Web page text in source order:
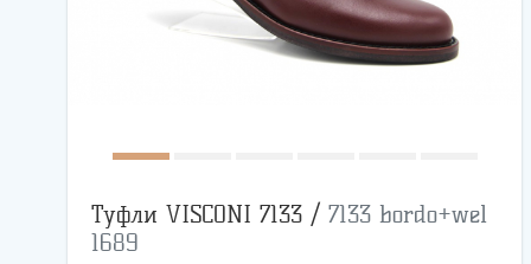
Туфли VISCONI 7133 / 7133 bordo+wel
1689